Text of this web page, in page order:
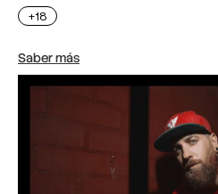
+18
Saber más